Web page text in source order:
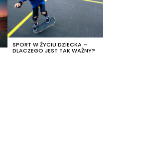
SPORT W ŻYCIU DZIECKA –
DLACZEGO JEST TAK WAŻNY?